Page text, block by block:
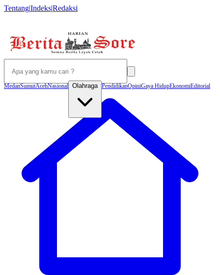
Tentang|Indeks|Redaksi
MedanSumutAcehNasional Olahraga PendidikanOpiniGaya HidupEkonomiEditorial